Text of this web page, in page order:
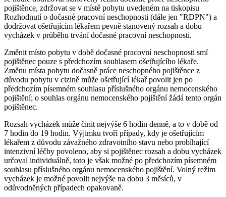
pojištěnce, zdržovat se v místě pobytu uvedeném na tiskopisu
Rozhodnutí o dočasné pracovní neschopnosti (dále jen "RDPN") a
dodržovat ošetřujícím lékařem pevně stanovený rozsah a dobu
vycházek v průběhu trvání dočasné pracovní neschopnosti.
Změnit místo pobytu v době dočasné pracovní neschopnosti smí
pojištěnec pouze s předchozím souhlasem ošetřujícího lékaře.
Změnu místa pobytu dočasně práce neschopného pojištěnce z
důvodu pobytu v cizině může ošetřující lékař povolit jen po
předchozím písemném souhlasu příslušného orgánu nemocenského
pojištění; o souhlas orgánu nemocenského pojištění žádá tento orgán
pojištěnec.
Rozsah vycházek může činit nejvýše 6 hodin denně, a to v době od
7 hodin do 19 hodin. Výjimku tvoří případy, kdy je ošetřujícím
lékařem z důvodu závažného zdravotního stavu nebo probíhající
intenzivní léčby povoleno, aby si pojištěnec rozsah a dobu vycházek
určoval individuálně, toto je však možné po předchozím písemném
souhlasu příslušného orgánu nemocenského pojištění. Volný režim
vycházek je možné povolit nejvýše na dobu 3 měsíců, v
odůvodněných případech opakovaně.